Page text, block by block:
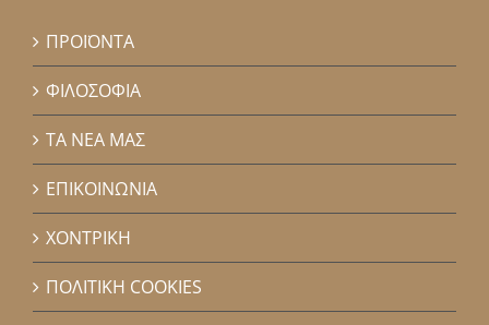
ΠΡΟΪΟΝΤΑ
ΦΙΛΟΣΟΦΙΑ
ΤΑ ΝΕΑ ΜΑΣ
ΕΠΙΚΟΙΝΩΝΙΑ
ΧΟΝΤΡΙΚΗ
ΠΟΛΙΤΙΚΗ COOKIES